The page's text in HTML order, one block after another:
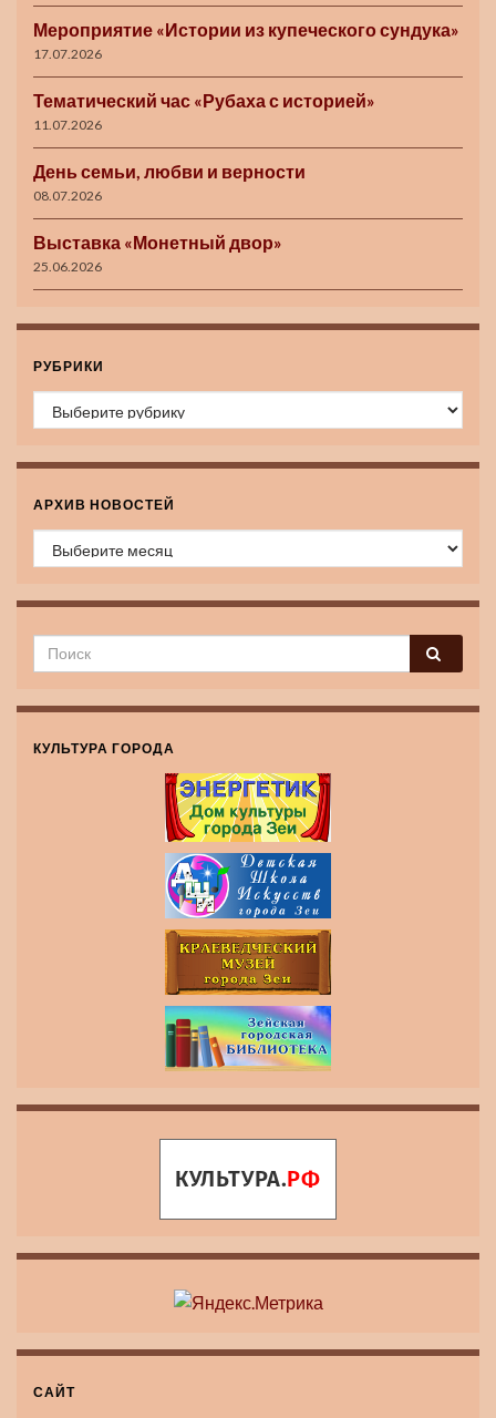
Мероприятие «Истории из купеческого сундука»
17.07.2026
Тематический час «Рубаха с историей»
11.07.2026
День семьи, любви и верности
08.07.2026
Выставка «Монетный двор»
25.06.2026
РУБРИКИ
Рубрики
АРХИВ НОВОСТЕЙ
Архив новостей
КУЛЬТУРА ГОРОДА
САЙТ